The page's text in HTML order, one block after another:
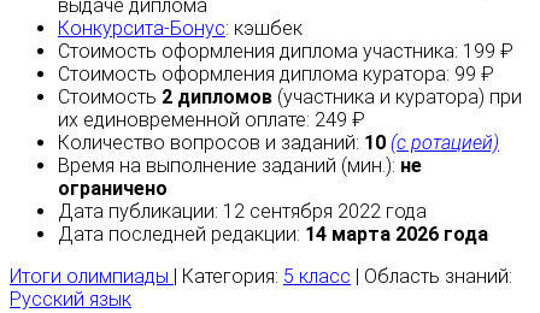
выдаче диплома
Конкурсита-Бонус: кэшбек
Стоимость оформления диплома участника: 199 ₽
Стоимость оформления диплома куратора: 99 ₽
Стоимость 2 дипломов (участника и куратора) при
их единовременной оплате: 249 ₽
Количество вопросов и заданий: 10 (с ротацией)
Время на выполнение заданий (мин.): не
ограничено
Дата публикации: 12 сентября 2022 года
Дата последней редакции: 14 марта 2026 года
Итоги олимпиады
| Категория: 5 класс | Область знаний:
Русский язык